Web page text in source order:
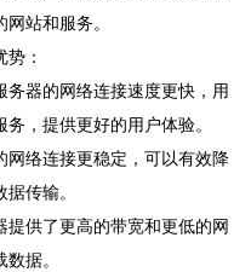
站和服务。
：
器的网络连接速度更快，用
，提供更好的用户体验。
网络连接更稳定，可以有效降
传输。
供了更高的带宽和更低的网
据。